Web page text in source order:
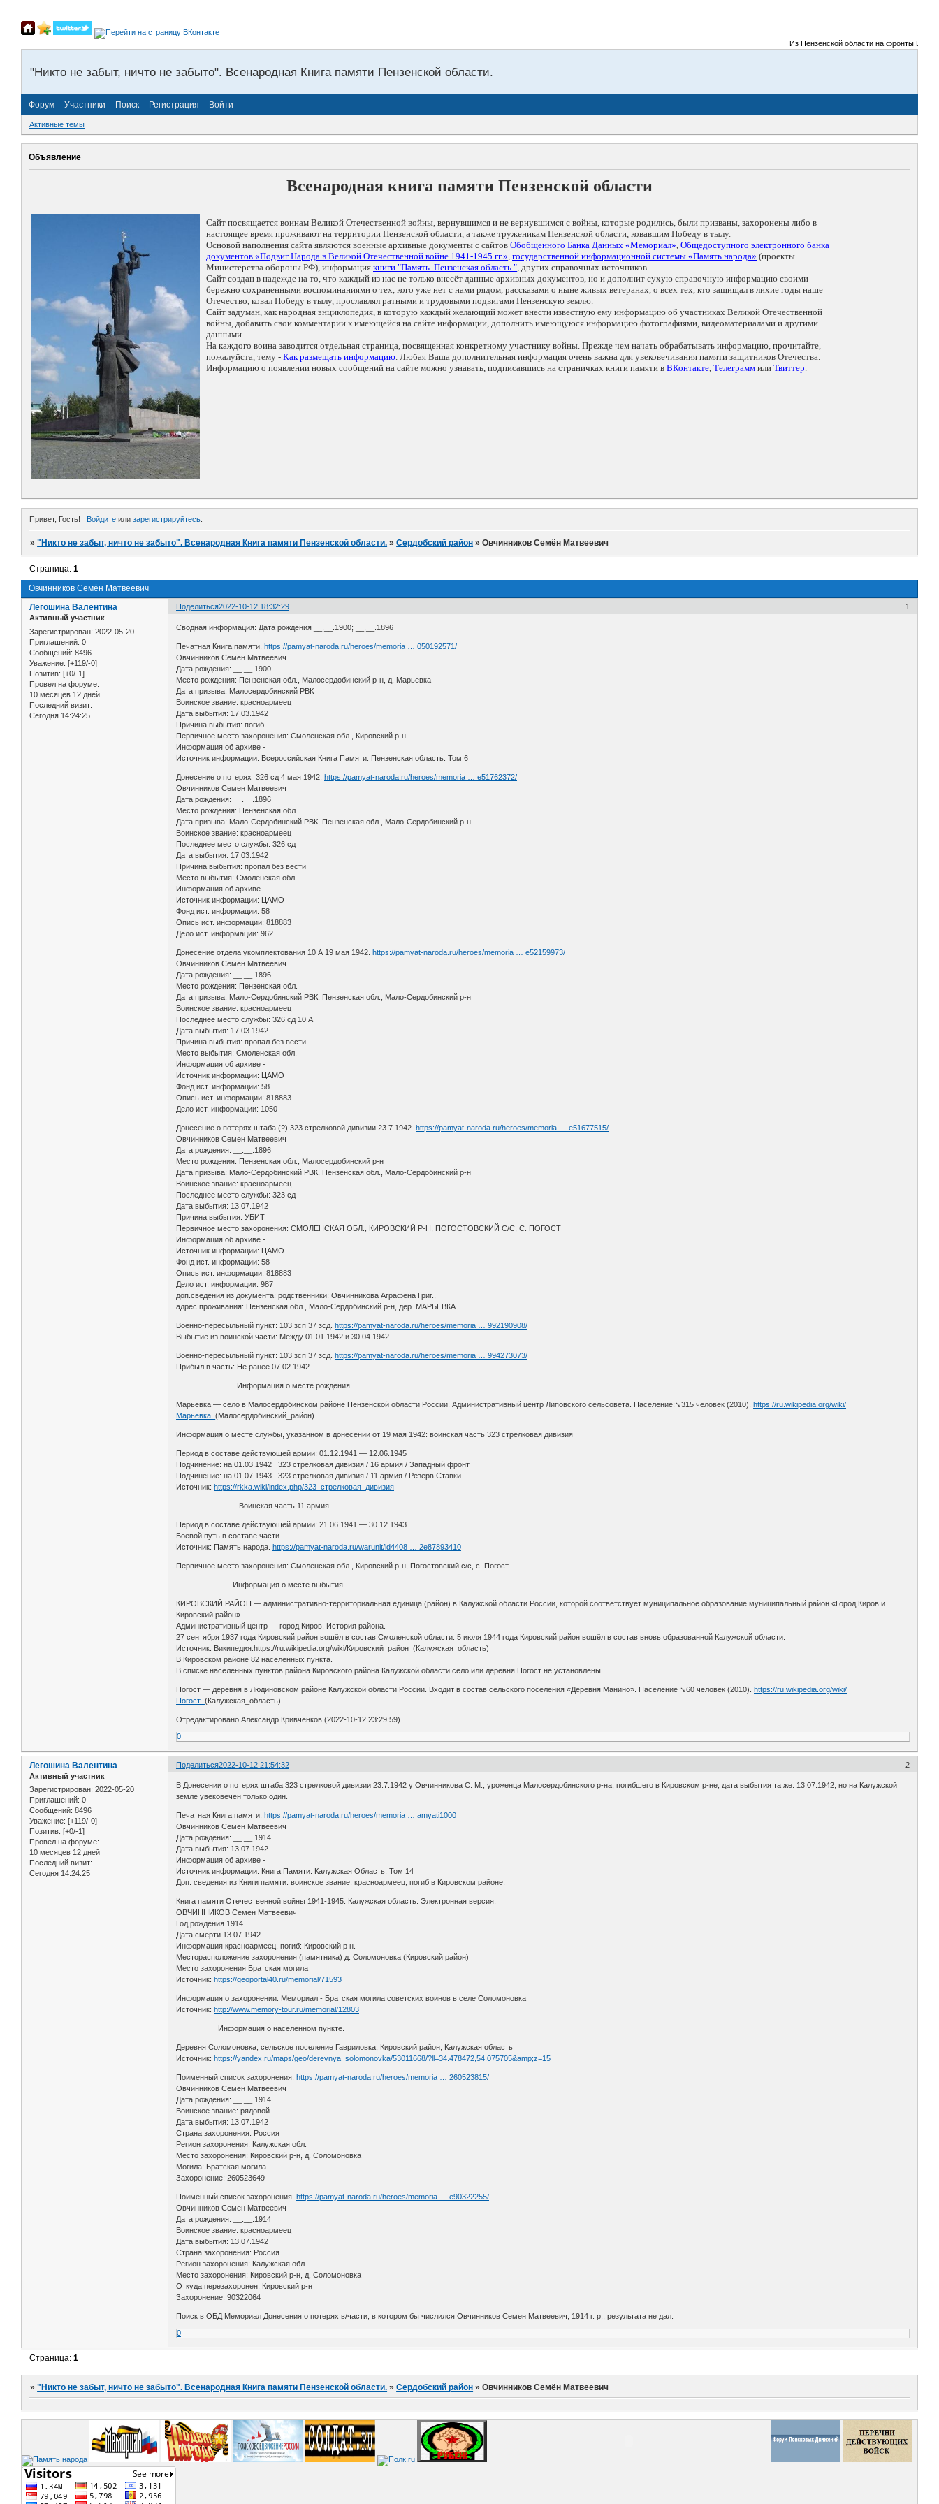
Из Пензенской области на фронты
"Никто не забыт, ничто не забыто". Всенародная Книга памяти Пензенской области.
Форум Участники Поиск Регистрация Войти
Активные темы
Объявление
Всенародная книга памяти Пензенской области
Сайт посвящается воинам Великой Отечественной войны, вернувшимся и не вернувшимся с войны, которые родились, были призваны, захоронены либо в
настоящее время проживают на территории Пензенской области, а также труженикам Пензенской области, ковавшим Победу в тылу.
Основой наполнения сайта являются военные архивные документы с сайтов Обобщенного Банка Данных «Мемориал», Общедоступного электронного банка
документов «Подвиг Народа в Великой Отечественной войне 1941-1945 гг.», государственной информационной системы «Память народа» (проекты
Министерства обороны РФ), информация книги "Память. Пензенская область.", других справочных источников.
Сайт создан в надежде на то, что каждый из нас не только внесёт данные архивных документов, но и дополнит сухую справочную информацию своими
бережно сохраненными воспоминаниями о тех, кого уже нет с нами рядом, рассказами о ныне живых ветеранах, о всех тех, кто защищал в лихие годы наше
Отечество, ковал Победу в тылу, прославлял ратными и трудовыми подвигами Пензенскую землю.
Сайт задуман, как народная энциклопедия, в которую каждый желающий может внести известную ему информацию об участниках Великой Отечественной
войны, добавить свои комментарии к имеющейся на сайте информации, дополнить имеющуюся информацию фотографиями, видеоматериалами и другими
данными.
На каждого воина заводится отдельная страница, посвященная конкретному участнику войны. Прежде чем начать обрабатывать информацию, прочитайте,
пожалуйста, тему - Как размещать информацию. Любая Ваша дополнительная информация очень важна для увековечивания памяти защитников Отечества.
Информацию о появлении новых сообщений на сайте можно узнавать, подписавшись на страничках книги памяти в ВКонтакте, Телеграмм или Твиттер.
Привет, Гость! Войдитеили зарегистрируйтесь.
»"Никто не забыт, ничто не забыто". Всенародная Книга памяти Пензенской области. »Сердобский район »Овчинников Семён Матвеевич
Овчинников Семён Матвеевич
Страница:1
Поделиться 1
2022-10-12 18:32:29
Легошина Валентина
Активный участник
Зарегистрирован: 2022-05-20
Приглашений: 0
Сообщений: 8496
Уважение: [+119/-0]
Позитив: [+0/-1]
Провел на форуме:
10 месяцев 12 дней
Последний визит:
Сегодня 14:24:25
Сводная информация: Дата рождения __.__.1900; __.__.1896
Печатная Книга памяти.https://pamyat-naroda.ru/heroes/memoria … 050192571/
Овчинников Семен Матвеевич
Дата рождения: __.__.1900
Место рождения: Пензенская обл., Малосердобинский р-н, д. Марьевка
Дата призыва: Малосердобинский РВК
Воинское звание: красноармеец
Дата выбытия: 17.03.1942
Причина выбытия: погиб
Первичное место захоронения: Смоленская обл., Кировский р-н
Информация об архиве -
Источник информации: Всероссийская Книга Памяти. Пензенская область. Том 6
Донесение о потерях 326 сд 4 мая 1942.https://pamyat-naroda.ru/heroes/memoria … e51762372/
Овчинников Семен Матвеевич
Дата рождения: __.__.1896
Место рождения: Пензенская обл.
Дата призыва: Мало-Сердобинский РВК, Пензенская обл., Мало-Сердобинский р-н
Воинское звание: красноармеец
Последнее место службы: 326 сд
Дата выбытия: 17.03.1942
Причина выбытия: пропал без вести
Место выбытия: Смоленская обл.
Информация об архиве -
Источник информации: ЦАМО
Фонд ист. информации: 58
Опись ист. информации: 818883
Дело ист. информации: 962
Донесение отдела укомплектования 10 А 19 мая 1942.https://pamyat-naroda.ru/heroes/memoria … e52159973/
Овчинников Семен Матвеевич
Дата рождения: __.__.1896
Место рождения: Пензенская обл.
Дата призыва: Мало-Сердобинский РВК, Пензенская обл., Мало-Сердобинский р-н
Воинское звание: красноармеец
Последнее место службы: 326 сд 10 А
Дата выбытия: 17.03.1942
Причина выбытия: пропал без вести
Место выбытия: Смоленская обл.
Информация об архиве -
Источник информации: ЦАМО
Фонд ист. информации: 58
Опись ист. информации: 818883
Дело ист. информации: 1050
Донесение о потерях штаба (?) 323 стрелковой дивизии 23.7.1942.https://pamyat-naroda.ru/heroes/memoria … e51677515/
Овчинников Семен Матвеевич
Дата рождения: __.__.1896
Место рождения: Пензенская обл., Малосердобинский р-н
Дата призыва: Мало-Сердобинский РВК, Пензенская обл., Мало-Сердобинский р-н
Воинское звание: красноармеец
Последнее место службы: 323 сд
Дата выбытия: 13.07.1942
Причина выбытия: УБИТ
Первичное место захоронения: СМОЛЕНСКАЯ ОБЛ., КИРОВСКИЙ Р-Н, ПОГОСТОВСКИЙ С/С, С. ПОГОСТ
Информация об архиве -
Источник информации: ЦАМО
Фонд ист. информации: 58
Опись ист. информации: 818883
Дело ист. информации: 987
доп.сведения из документа: родственники: Овчинникова Аграфена Григ.,
адрес проживания: Пензенская обл., Мало-Сердобинский р-н, дер. МАРЬЕВКА
Военно-пересыльный пункт: 103 зсп 37 зсд.https://pamyat-naroda.ru/heroes/memoria … 992190908/
Выбытие из воинской части: Между 01.01.1942 и 30.04.1942
Военно-пересыльный пункт: 103 зсп 37 зсд.https://pamyat-naroda.ru/heroes/memoria … 994273073/
Прибыл в часть: Не ранее 07.02.1942
Информация о месте рождения.
Марьевка — село в Малосердобинском районе Пензенской области России. Административный центр Липовского сельсовета. Население:↘315 человек (2010).https://ru.wikipedia.org/wiki/
Марьевка_(Малосердобинский_район)
Информация о месте службы, указанном в донесении от 19 мая 1942: воинская часть 323 стрелковая дивизия
Период в составе действующей армии: 01.12.1941 — 12.06.1945
Подчинение: на 01.03.1942 323 стрелковая дивизия / 16 армия / Западный фронт
Подчинение: на 01.07.1943 323 стрелковая дивизия / 11 армия / Резерв Ставки
Источник:https://rkka.wiki/index.php/323_стрелковая_дивизия
Воинская часть 11 армия
Период в составе действующей армии: 21.06.1941 — 30.12.1943
Боевой путь в составе части
Источник: Память народа.https://pamyat-naroda.ru/warunit/id4408 … 2e87893410
Первичное место захоронения: Смоленская обл., Кировский р-н, Погостовский с/с, с. Погост
Информация о месте выбытия.
КИРОВСКИЙ РАЙОН — административно-территориальная единица (район) в Калужской области России, которой соответствует муниципальное образование муниципальный район «Город Киров и
Кировский район».
Административный центр — город Киров. История района.
27 сентября 1937 года Кировский район вошёл в состав Смоленской области. 5 июля 1944 года Кировский район вошёл в состав вновь образованной Калужской области.
Источник: Википедия:https://ru.wikipedia.org/wiki/Кировский_район_(Калужская_область)
В Кировском районе 82 населённых пункта.
В списке населённых пунктов района Кировского района Калужской области село или деревня Погост не установлены.
Погост — деревня в Людиновском районе Калужской области России. Входит в состав сельского поселения «Деревня Манино». Население ↘60 человек (2010).https://ru.wikipedia.org/wiki/
Погост_(Калужская_область)
Отредактировано Александр Кривченков (2022-10-12 23:29:59)
0
Поделиться 2
2022-10-12 21:54:32
Легошина Валентина
Активный участник
Зарегистрирован: 2022-05-20
Приглашений: 0
Сообщений: 8496
Уважение: [+119/-0]
Позитив: [+0/-1]
Провел на форуме:
10 месяцев 12 дней
Последний визит:
Сегодня 14:24:25
В Донесении о потерях штаба 323 стрелковой дивизии 23.7.1942 у Овчинникова С. М., уроженца Малосердобинского р-на, погибшего в Кировском р-не, дата выбытия та же: 13.07.1942, но на Калужской
земле увековечен только один.
Печатная Книга памяти. https://pamyat-naroda.ru/heroes/memoria … amyati1000
Овчинников Семен Матвеевич
Дата рождения: __.__.1914
Дата выбытия: 13.07.1942
Информация об архиве -
Источник информации: Книга Памяти. Калужская Область. Том 14
Доп. сведения из Книги памяти: воинское звание: красноармеец; погиб в Кировском районе.
Книга памяти Отечественной войны 1941-1945. Калужская область. Электронная версия.
ОВЧИННИКОВ Семен Матвеевич
Год рождения 1914
Дата смерти 13.07.1942
Информация красноармеец, погиб: Кировский р н.
Месторасположение захоронения (памятника) д. Соломоновка (Кировский район)
Место захоронения Братская могила
Источник: https://geoportal40.ru/memorial/71593
Информация о захоронении. Мемориал - Братская могила советских воинов в селе Соломоновка
Источник: http://www.memory-tour.ru/memorial/12803
Информация о населенном пункте.
Деревня Соломоновка, сельское поселение Гавриловка, Кировский район, Калужская область
Источник: https://yandex.ru/maps/geo/derevnya_solomonovka/53011668/?ll=34.478472,54.075705&amp;z=15
Поименный список захоронения. https://pamyat-naroda.ru/heroes/memoria … 260523815/
Овчинников Семен Матвеевич
Дата рождения: __.__.1914
Воинское звание: рядовой
Дата выбытия: 13.07.1942
Страна захоронения: Россия
Регион захоронения: Калужская обл.
Место захоронения: Кировский р-н, д. Соломоновка
Могила: Братская могила
Захоронение: 260523649
Поименный список захоронения. https://pamyat-naroda.ru/heroes/memoria … e90322255/
Овчинников Семен Матвеевич
Дата рождения: __.__.1914
Воинское звание: красноармеец
Дата выбытия: 13.07.1942
Страна захоронения: Россия
Регион захоронения: Калужская обл.
Место захоронения: Кировский р-н, д. Соломоновка
Откуда перезахоронен: Кировский р-н
Захоронение: 90322064
Поиск в ОБД Мемориал Донесения о потерях в/части, в котором бы числился Овчинников Семен Матвеевич, 1914 г. р., результата не дал.
0
Страница:1
»"Никто не забыт, ничто не забыто". Всенародная Книга памяти Пензенской области. »Сердобский район »Овчинников Семён Матвеевич